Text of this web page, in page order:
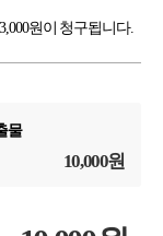
원이 청구됩니다.
물
10,000원